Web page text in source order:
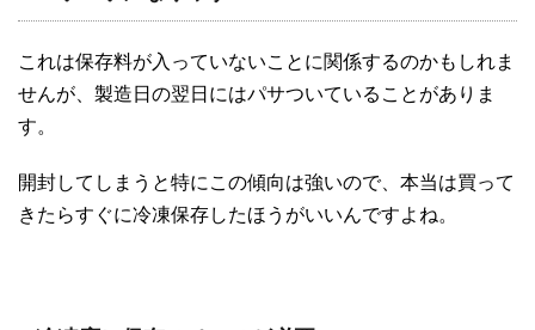
これは保存料が入っていないことに関係するのかもしれま
せんが、製造日の翌日にはパサついていることがありま
す。
開封してしまうと特にこの傾向は強いので、本当は買って
きたらすぐに冷凍保存したほうがいいんですよね。